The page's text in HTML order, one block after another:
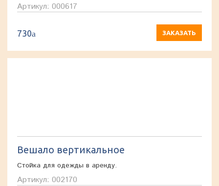
Артикул: 000617
730a ЗАКАЗАТЬ
Вешало вертикальное
Стойка для одежды в аренду.
Артикул: 002170